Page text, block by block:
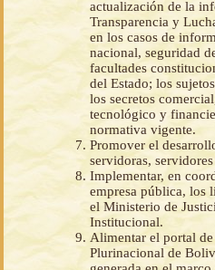
actualización de la
Transparencia y
en los casos de
nacional, seguridad
facultades
del Estado; los
los secretos
tecnológico y
normativa vigente.
Promover el
servidoras,
Implementar, en
empresa pública, los
el Ministerio de
Institucional.
Alimentar el portal
Plurinacional de